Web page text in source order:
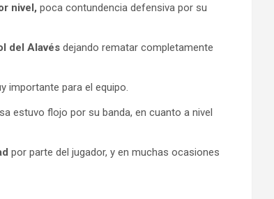
nivel, poca contundencia defensiva por su
del Alavés dejando rematar completamente
importante para el equipo.
estuvo flojo por su banda, en cuanto a nivel
por parte del jugador, y en muchas ocasiones